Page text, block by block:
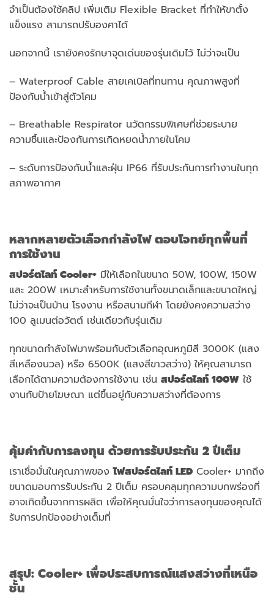
จำเป็นต้องใช้คลิป เพิ่มเติม Flexible Bracket ที่ทำให้ขาตั้ง
แข็งแรง สามารถปรับองศาได้
นอกจากนี้ เรายังคงรักษาจุดเด่นของรุ่นเดิมไว้ ไม่ว่าจะเป็น
– Waterproof Cable สายเคเบิลที่ทนทาน คุณภาพสูงที่
ป้องกันน้ำเข้าสู่ตัวโคม
– Breathable Respirator นวัตกรรมพิเศษที่ช่วยระบาย
ความชื้นและป้องกันการเกิดหยดน้ำภายในโคม
– ระดับการป้องกันน้ำและฝุ่น IP66 ที่รับประกันการทำงานในทุก
สภาพอากาศ
หลากหลายตัวเลือกกำลังไฟ ตอบโจทย์ทุกพื้นที่
การใช้งาน
สปอร์ตไลท์ Cooler+ มีให้เลือกในขนาด 50W, 100W, 150W
และ 200W เหมาะสำหรับการใช้งานทั้งขนาดเล็กและขนาดใหญ่
ไม่ว่าจะเป็นบ้าน โรงงาน หรือสนามกีฬา โดยยังคงความสว่าง
100 ลูเมนต่อวัตต์ เช่นเดียวกับรุ่นเดิม
ทุกขนาดกำลังไฟมาพร้อมกับตัวเลือกอุณหภูมิสี 3000K (แสง
สีเหลืองนวล) หรือ 6500K (แสงสีขาวสว่าง) ให้คุณสามารถ
เลือกได้ตามความต้องการใช้งาน เช่น สปอร์ตไลท์ 100W ใช้
งานกับป้ายโฆษณา แต่ขึ้นอยู่กับความสว่างที่ต้องการ
คุ้มค่ากับการลงทุน ด้วยการรับประกัน 2 ปีเต็ม
เราเชื่อมั่นในคุณภาพของไฟสปอร์ตไลท์ LED Cooler+ มากถึง
ขนาดมอบการรับประกัน 2 ปีเต็ม ครอบคลุมทุกความบกพร่องที่
อาจเกิดขึ้นจากการผลิต เพื่อให้คุณมั่นใจว่าการลงทุนของคุณได้
รับการปกป้องอย่างเต็มที่
สรุป: Cooler+ เพื่อประสบการณ์แสงสว่างที่เหนือ
ชั้น